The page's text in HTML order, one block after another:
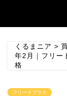
くるまニア >
年2月｜フリー
格
フリードプラス